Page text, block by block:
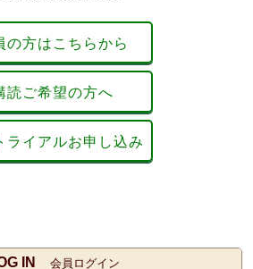
の方はこちらから
読ご希望の方へ
ライアルお申し込み
IN 会員ログイン